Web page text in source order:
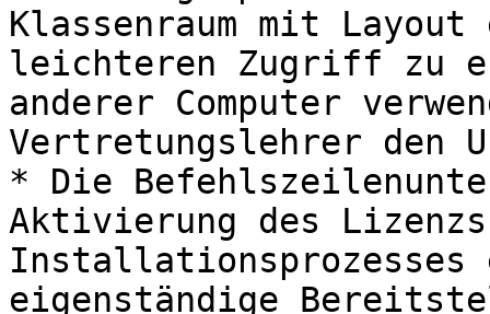
Klassenraum mit
leichteren Zugriff zu
anderer Computer
Vertretungslehrer den
* Die
Aktivierung des
eigenständige